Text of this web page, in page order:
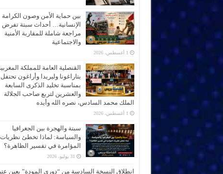
بين حماية الأمن وصون الكرامة
الإنسانية… أحداث سبتة تفرض
مراجعة شاملة للمقاربة الأمنية
والاجتماعية
1 أغسطس، 2026
القنصلية العامة للمملكة
بتاراغونا وليريدا وأراغون تحتفل
بمناسبة تخليد الذكرى السابعة
والعشرين لتربع صاحب الجلالة
الملك محمد السادس، نصره الله وأيده
1 أغسطس، 2026
سبتة والهجرة بين الجغرافيا
والسياسة: لماذا تخطئ نظريات
المؤامرة في تفسير الظاهرة؟
31 يوليو، 2026
انطلاق النسخة السادسة من “دوري المودة” بعين